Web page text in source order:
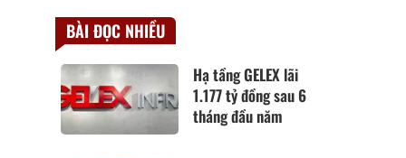
BÀI ĐỌC NHIỀU
Hạ tầng GELEX lãi
1.177 tỷ đồng sau 6
tháng đầu năm